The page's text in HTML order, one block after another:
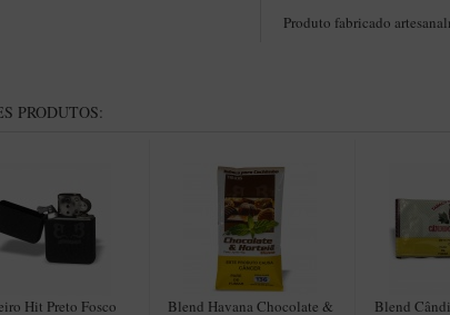
Produto fabricado
PRODUTOS:
Hit Preto Fosco
Blend Havana Chocolate &
Blend